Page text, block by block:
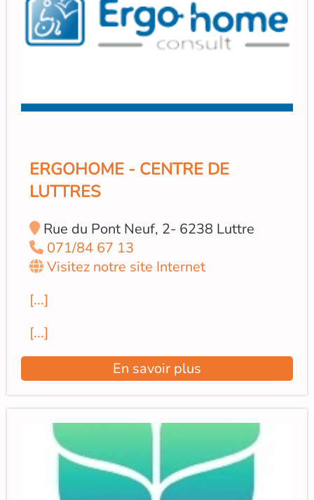
ERGOHOME - CENTRE DE
LUTTRES
Rue du Pont Neuf, 2- 6238 Luttre
071/84 67 13
Visitez notre site Internet
[...]
[...]
En savoir plus